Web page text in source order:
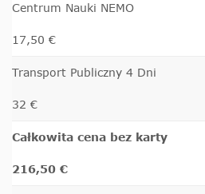
Centrum Nauki NEMO
17,50 €
Transport Publiczny 4 Dni
32 €
Całkowita cena bez karty
216,50 €